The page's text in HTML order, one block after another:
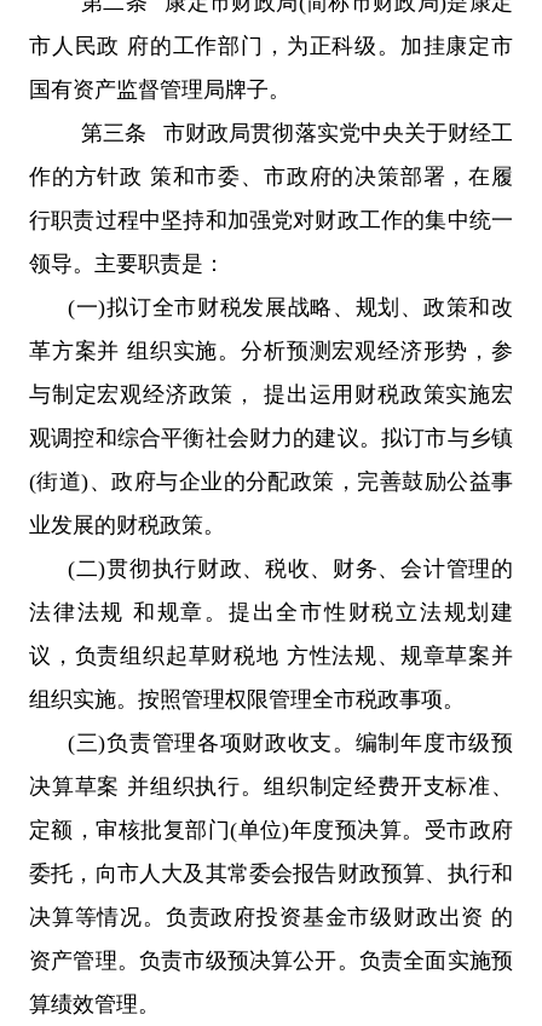
市人民政 府的工作部门，为正科级。加挂康定市
国有资产监督管理局牌子。
第三条 市财政局贯彻落实党中央关于财经工
作的方针政 策和市委、市政府的决策部署，在履
行职责过程中坚持和加强党对财政工作的集中统一
领导。主要职责是：
(一)拟订全市财税发展战略、规划、政策和改
革方案并 组织实施。分析预测宏观经济形势，参
与制定宏观经济政策， 提出运用财税政策实施宏
观调控和综合平衡社会财力的建议。拟订市与乡镇
(街道)、政府与企业的分配政策，完善鼓励公益事
业发展的财税政策。
(二)贯彻执行财政、税收、财务、会计管理的
法律法规 和规章。提出全市性财税立法规划建
议，负责组织起草财税地 方性法规、规章草案并
组织实施。按照管理权限管理全市税政事项。
(三)负责管理各项财政收支。编制年度市级预
决算草案 并组织执行。组织制定经费开支标准、
定额，审核批复部门(单位)年度预决算。受市政府
委托，向市人大及其常委会报告财政预算、执行和
决算等情况。负责政府投资基金市级财政出资 的
资产管理。负责市级预决算公开。负责全面实施预
算绩效管理。